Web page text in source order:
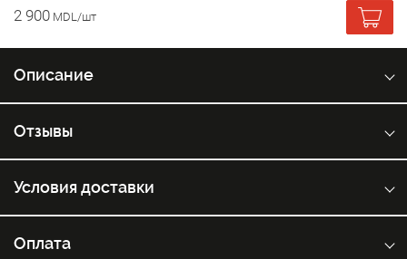
2 900 MDL/шт
Описание
Отзывы
Условия доставки
Оплата